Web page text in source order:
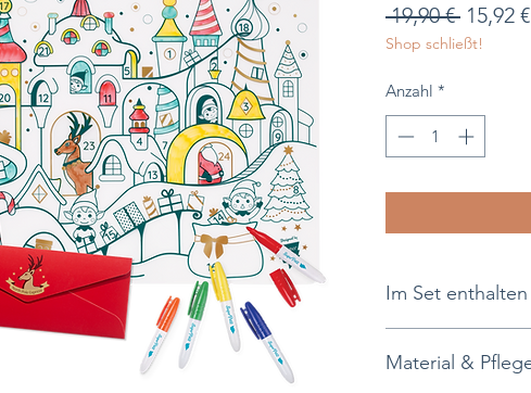
19,90 € 15,92 €
Shop schließt!
Anzahl *
Im Set enthalten
verwendbar
Material &